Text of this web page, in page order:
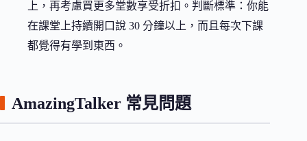
上，再考慮買更多堂數享受折扣。判斷標準：你能
在課堂上持續開口說 30 分鐘以上，而且每次下課
都覺得有學到東西。
AmazingTalker 常見問題